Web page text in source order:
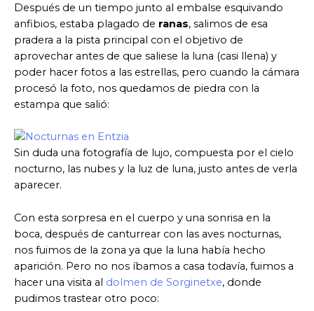
Después de un tiempo junto al embalse esquivando
anfibios, estaba plagado de ranas, salimos de esa
pradera a la pista principal con el objetivo de
aprovechar antes de que saliese la luna (casi llena) y
poder hacer fotos a las estrellas, pero cuando la cámara
procesó la foto, nos quedamos de piedra con la
estampa que salió:
Sin duda una fotografía de lujo, compuesta por el cielo
nocturno, las nubes y la luz de luna, justo antes de verla
aparecer.
Con esta sorpresa en el cuerpo y una sonrisa en la
boca, después de canturrear con las aves nocturnas,
nos fuimos de la zona ya que la luna había hecho
aparición. Pero no nos íbamos a casa todavía, fuimos a
hacer una visita al dolmen de Sorginetxe, donde
pudimos trastear otro poco: